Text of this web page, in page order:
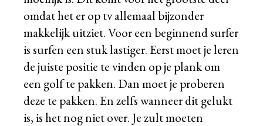
omdat het er op tv allemaal bijzonder
makkelijk uitziet. Voor een beginnend surfer
is surfen een stuk lastiger. Eerst moet je leren
de juiste positie te vinden op je plank om
een golf te pakken. Dan moet je proberen
deze te pakken. En zelfs wanneer dit gelukt
is, is het nog niet over. Je zult moeten